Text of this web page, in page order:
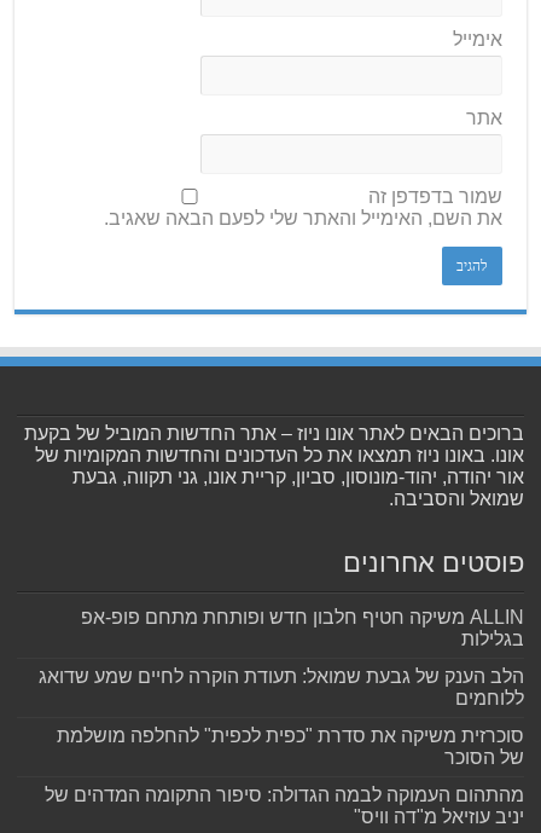
אימייל
אתר
שמור בדפדפן זה
את השם, האימייל והאתר שלי לפעם הבאה שאגיב.
ברוכים הבאים לאתר אונו ניוז – אתר החדשות המוביל של בקעת
אונו. באונו ניוז תמצאו את כל העדכונים והחדשות המקומיות של
אור יהודה, יהוד-מונוסון, סביון, קריית אונו, גני תקווה, גבעת
שמואל והסביבה.
פוסטים אחרונים
ALLIN משיקה חטיף חלבון חדש ופותחת מתחם פופ-אפ
בגלילות
הלב הענק של גבעת שמואל: תעודת הוקרה לחיים שמע שדואג
ללוחמים
סוכרזית משיקה את סדרת "כפית לכפית" להחלפה מושלמת
של הסוכר
מהתהום העמוקה לבמה הגדולה: סיפור התקומה המדהים של
יניב עוזיאל מ"דה וויס"